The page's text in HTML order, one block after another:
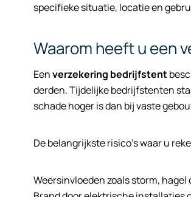
specifieke situatie, locatie en
Waarom heeft u een
Eenverzekering bedrijfstent
derden. Tijdelijke bedrijfstenten
schade hoger is dan bij vaste
De belangrijkste risico’s waar u
Weersinvloeden zoals storm,